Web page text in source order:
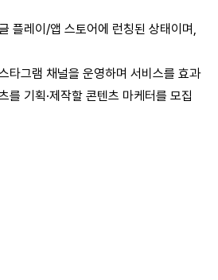
플레이/앱 스토어에 런칭된 상태이며,
타그램 채널을 운영하며 서비스를 효과
를 기획·제작할 콘텐츠 마케터를 모집